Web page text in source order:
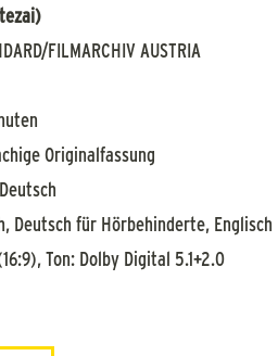
FILMARCHIV AUSTRIA
Originalfassung
Deutsch für Hörbehinderte, Englisch
Ton: Dolby Digital 5.1+2.0